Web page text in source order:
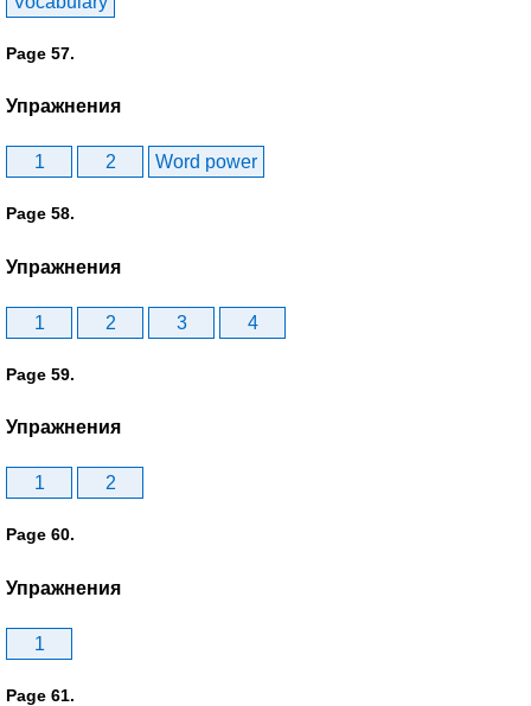
Page 57.
Упражнения
1 2 Word power
Page 58.
Упражнения
1 2 3 4
Page 59.
Упражнения
1 2
Page 60.
Упражнения
1
Page 61.